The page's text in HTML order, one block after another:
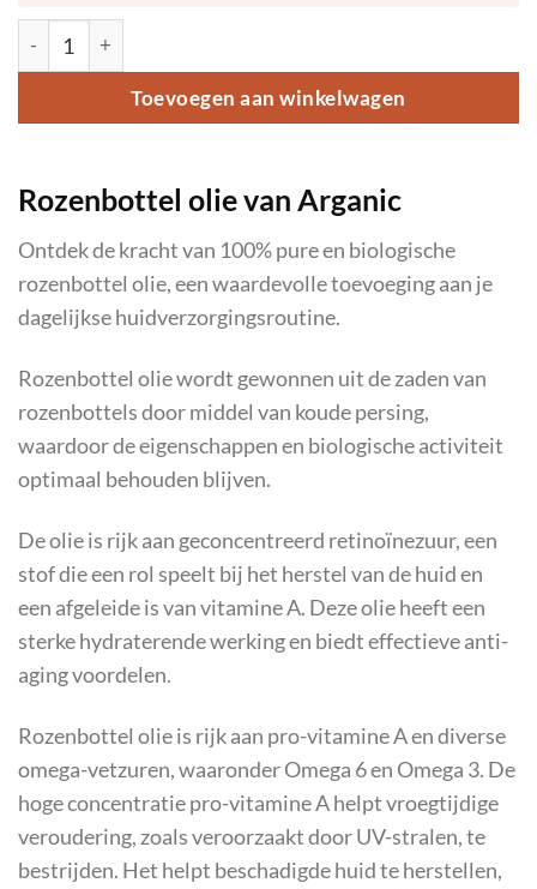
Rozenbottel olie - 100ml aantal
Toevoegen aan winkelwagen
Rozenbottel olie van Arganic
Ontdek de kracht van 100% pure en biologische
rozenbottel olie, een waardevolle toevoeging aan je
dagelijkse huidverzorgingsroutine.
Rozenbottel olie wordt gewonnen uit de zaden van
rozenbottels door middel van koude persing,
waardoor de eigenschappen en biologische activiteit
optimaal behouden blijven.
De olie is rijk aan geconcentreerd retinoïnezuur, een
stof die een rol speelt bij het herstel van de huid en
een afgeleide is van vitamine A. Deze olie heeft een
sterke hydraterende werking en biedt effectieve anti-
aging voordelen.
Rozenbottel olie is rijk aan pro-vitamine A en diverse
omega-vetzuren, waaronder Omega 6 en Omega 3. De
hoge concentratie pro-vitamine A helpt vroegtijdige
veroudering, zoals veroorzaakt door UV-stralen, te
bestrijden. Het helpt beschadigde huid te herstellen,